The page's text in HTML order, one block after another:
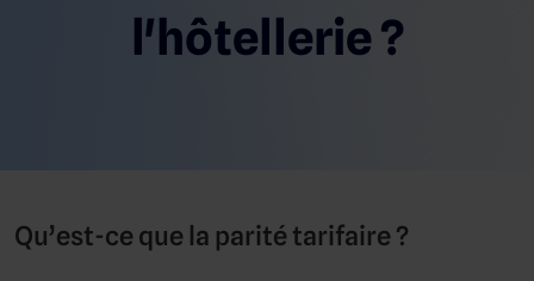
l'hôtellerie ?
Qu’est-ce que la parité tarifaire ?